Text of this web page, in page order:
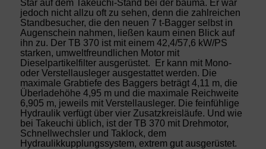
Star auf dem Takeuchi-Stand bei der bauma. Er war
jedoch nicht allzu oft zu sehen, denn die zahlreichen
Standbesucher, die den neuen 7 t-Bagger selbst in
Augenschein nahmen, ließen kaum einen Blick auf
ihn zu. Der TB 370 ist mit einem 42,4/57,6 kW/PS
starken, umweltfreundlichen Motor mit
Dieselpartikelfilter ausgerüstet. Er kann mit Mono-
oder Verstellausleger ausgestattet werden. Die
maximale Grabtiefe des Baggers beträgt 4,11 m, die
Überladehöhe 4,95 m und die maximale Reichweite
6,905 m, jeweils mit Verstellausleger. Die feinfühlige
Hydraulik verfügt über vier Zusatzkreisläufe. Und wie
bei Takeuchi üblich, ist der TB 370 mit Drehmotor,
Schnellwechsler und Taklock, dem
Hydraulikkupplungssystem, extrem gut ausgerüstet.